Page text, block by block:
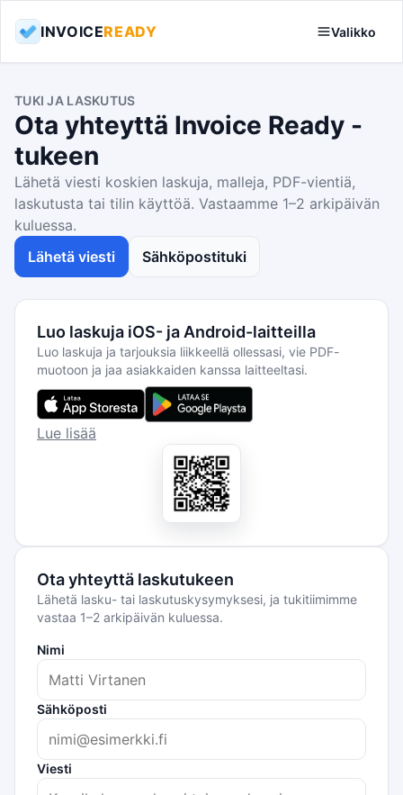
INVOICEREADY Valikko
TUKI JA LASKUTUS
Ota yhteyttä Invoice Ready -
tukeen
Lähetä viesti koskien laskuja, malleja, PDF-vientiä,
laskutusta tai tilin käyttöä. Vastaamme 1–2 arkipäivän
kuluessa.
Lähetä viesti
Sähköpostituki
Luo laskuja iOS- ja Android-laitteilla
Luo laskuja ja tarjouksia liikkeellä ollessasi, vie PDF-
muotoon ja jaa asiakkaiden kanssa laitteeltasi.
Lue lisää
Ota yhteyttä laskutukeen
Lähetä lasku- tai laskutuskysymyksesi, ja tukitiimimme
vastaa 1–2 arkipäivän kuluessa.
Nimi
Sähköposti
Viesti